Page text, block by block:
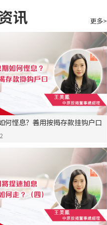
讯 更多>
何悭息？善用按揭存款挂钩户口